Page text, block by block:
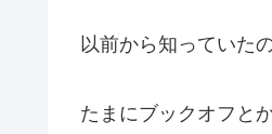
以前から知っていた
たまにブックオフと